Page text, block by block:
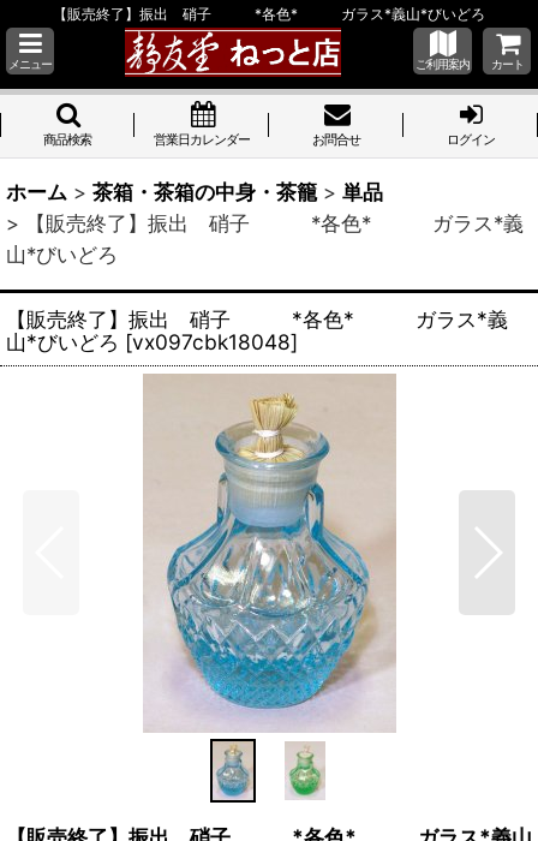
【販売終了】振出 硝子 *各色* ガラス*義山*びいどろ
メニュー ご利用案内 カート
商品検索 営業日カレンダー お問合せ ログイン
ホーム > 茶箱・茶箱の中身・茶籠 > 単品
>
【販売終了】振出 硝子 *各色* ガラス*義
山*びいどろ
【販売終了】振出 硝子 *各色* ガラス*義
山*びいどろ [vx097cbk18048]